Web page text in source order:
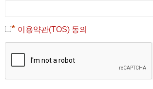
* 이용약관(TOS) 동의